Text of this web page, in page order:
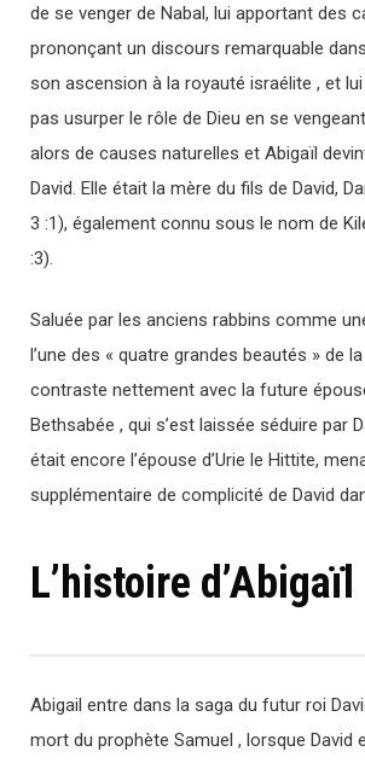
de se venger de Nabal, lui apportant des
prononçant un discours remarquable
son ascension à la royauté israélite , et
pas usurper le rôle de Dieu en se
alors de causes naturelles et Abigaïl
David. Elle était la mère du fils de David,
3 :1), également connu sous le nom de
:3).
Saluée par les anciens rabbins comme
l’une des « quatre grandes beautés » de
contraste nettement avec la future
Bethsabée , qui s’est laissée séduire par
était encore l’épouse d’Urie le Hittite,
supplémentaire de complicité de David
L’histoire d’Abigaïl
Abigail entre dans la saga du futur roi
mort du prophète Samuel , lorsque David